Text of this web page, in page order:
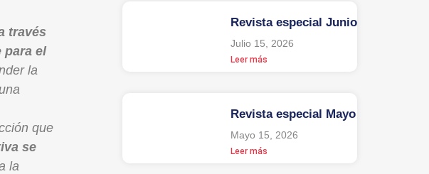
través
para el
la
que
se
la
Revista especial Junio
Julio 15, 2026
Leer más
Revista especial Mayo
Mayo 15, 2026
Leer más